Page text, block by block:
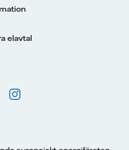
elavtal